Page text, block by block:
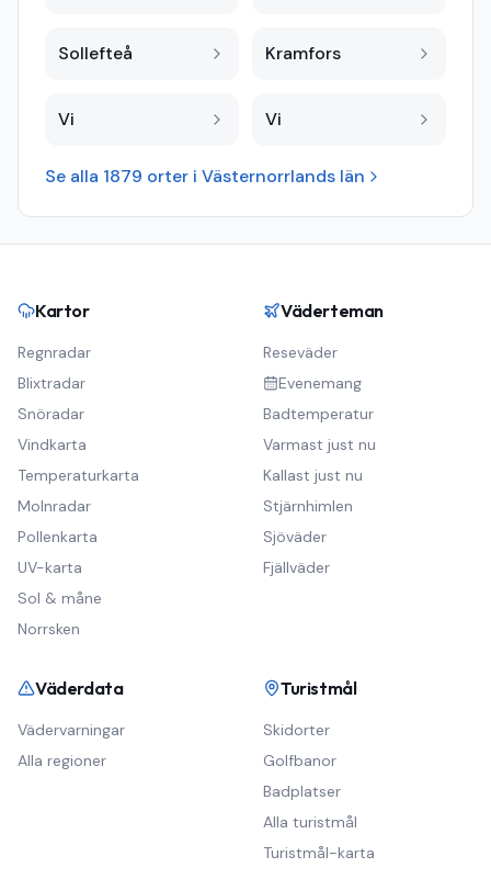
Sollefteå Kramfors
Vi Vi
Se alla 1879 orter i Västernorrlands län
Kartor
Regnradar
Blixtradar
Snöradar
Vindkarta
Temperaturkarta
Molnradar
Pollenkarta
UV-karta
Sol & måne
Norrsken
Väderteman
Reseväder
Evenemang
Badtemperatur
Varmast just nu
Kallast just nu
Stjärnhimlen
Sjöväder
Fjällväder
Väderdata
Vädervarningar
Alla regioner
Turistmål
Skidorter
Golfbanor
Badplatser
Alla turistmål
Turistmål-karta